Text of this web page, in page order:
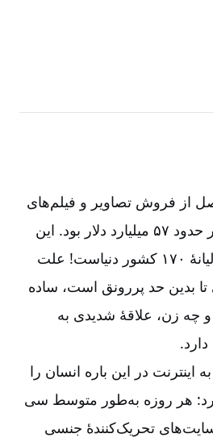
از فروش تصاویر و فیلم‌های
محرّکِ جنسی چیزی در حدود ۵۷ میلیارد دلار بود. این
مبلغ بیش از درآمد سالیانۀ ۱۷۰ کشور دنیاست! علت
تا بدین حد پررونق است، ساده
چه زن، علاقۀ شدیدی به
اینترنت در این باره انسان را
هر روزه به‌طور متوسط سی
سایت‌های تحریک‌کنندۀ جنسی